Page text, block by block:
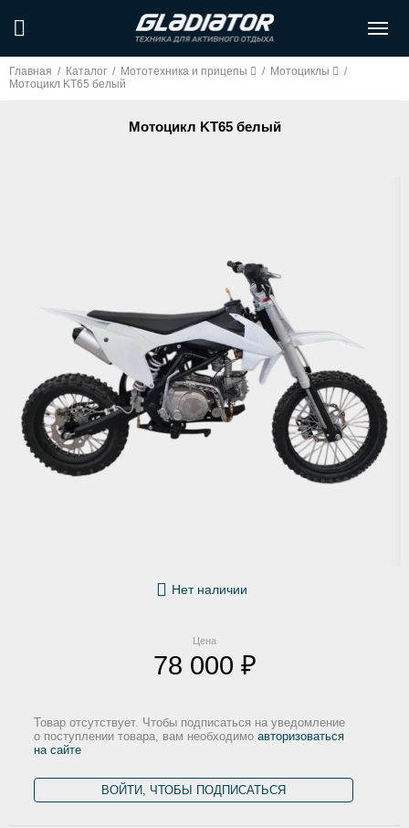
Главная / Каталог / Мототехника и прицепы / Мотоциклы
/
Мотоцикл KT65 белый
Мотоцикл KT65 белый
Нет наличии
Цена
78 000 ₽
Товар отсутствует. Чтобы подписаться на уведомление
о поступлении товара, вам необходимо авторизоваться
на сайте
ВОЙТИ, ЧТОБЫ ПОДПИСАТЬСЯ